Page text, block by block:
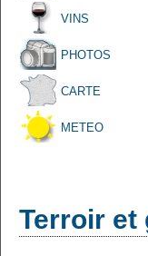
VINS
PHOTOS
CARTE
METEO
Terroir et